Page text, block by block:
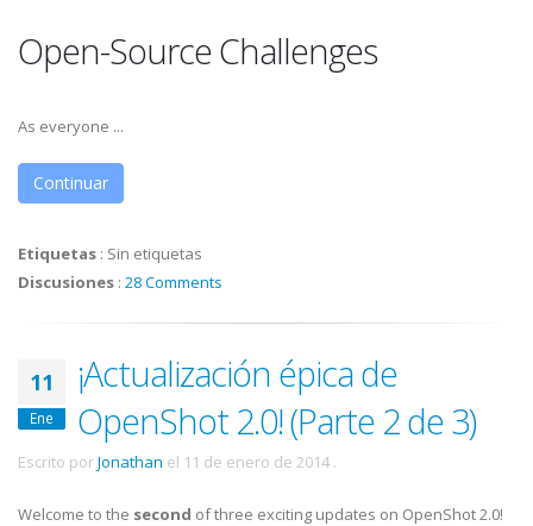
Open-Source Challenges
As everyone ...
Continuar
Etiquetas : Sin etiquetas
Discusiones : 28 Comments
11
Ene
¡Actualización épica de
OpenShot 2.0! (Parte 2 de 3)
Escrito porJonathan el 11 de enero de 2014 .
Welcome to the second of three exciting updates on OpenShot 2.0!